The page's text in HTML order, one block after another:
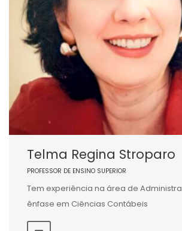
Telma Regina Stroparo
PROFESSOR DE ENSINO SUPERIOR
Tem experiência na área de
ênfase em Ciências Contábeis